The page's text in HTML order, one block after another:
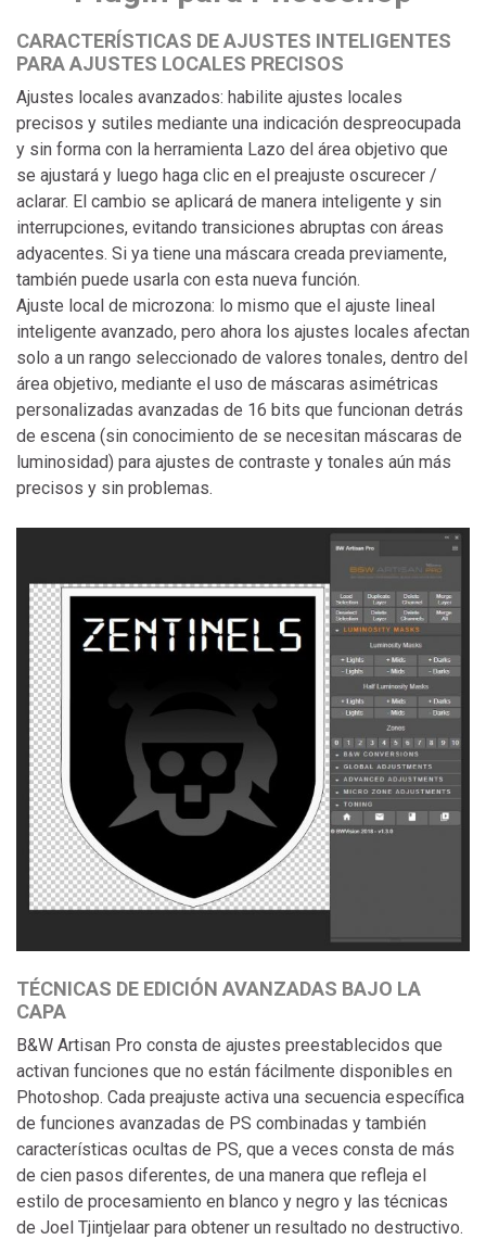
CARACTERÍSTICAS DE AJUSTES INTELIGENTES
PARA AJUSTES LOCALES PRECISOS
Ajustes locales avanzados: habilite ajustes locales
precisos y sutiles mediante una indicación despreocupada
y sin forma con la herramienta Lazo del área objetivo que
se ajustará y luego haga clic en el preajuste oscurecer /
aclarar. El cambio se aplicará de manera inteligente y sin
interrupciones, evitando transiciones abruptas con áreas
adyacentes. Si ya tiene una máscara creada previamente,
también puede usarla con esta nueva función.
Ajuste local de microzona: lo mismo que el ajuste lineal
inteligente avanzado, pero ahora los ajustes locales afectan
solo a un rango seleccionado de valores tonales, dentro del
área objetivo, mediante el uso de máscaras asimétricas
personalizadas avanzadas de 16 bits que funcionan detrás
de escena (sin conocimiento de se necesitan máscaras de
luminosidad) para ajustes de contraste y tonales aún más
precisos y sin problemas.
TÉCNICAS DE EDICIÓN AVANZADAS BAJO LA
CAPA
B&W Artisan Pro consta de ajustes preestablecidos que
activan funciones que no están fácilmente disponibles en
Photoshop. Cada preajuste activa una secuencia específica
de funciones avanzadas de PS combinadas y también
características ocultas de PS, que a veces consta de más
de cien pasos diferentes, de una manera que refleja el
estilo de procesamiento en blanco y negro y las técnicas
de Joel Tjintjelaar para obtener un resultado no destructivo.